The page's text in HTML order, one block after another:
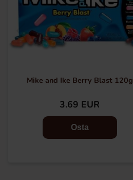
Mike and Ike Berry Blast 120g
3.69 EUR
Osta